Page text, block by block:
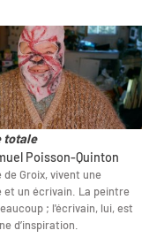
totale
Poisson-Quinton
de Groix, vivent une
et un écrivain. La peintre
; l'écrivain, lui, est
d’inspiration.